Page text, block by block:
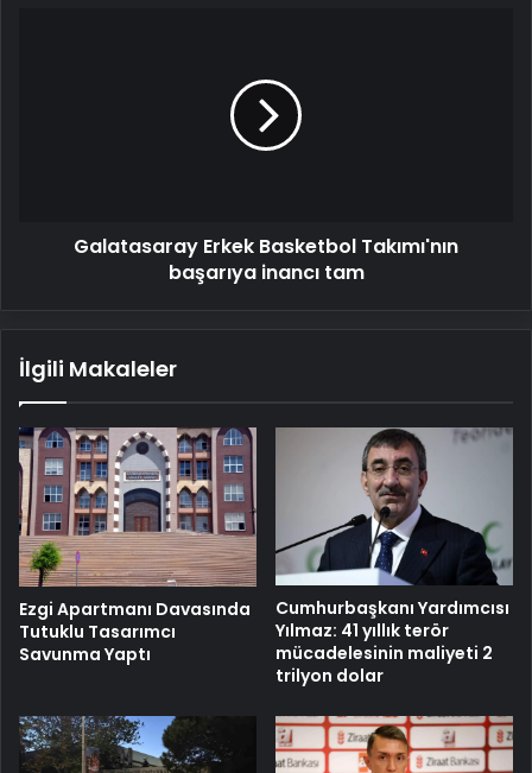
Galatasaray Erkek Basketbol Takımı'nın
başarıya inancı tam
İlgili Makaleler
Ezgi Apartmanı Davasında
Tutuklu Tasarımcı
Savunma Yaptı
Cumhurbaşkanı Yardımcısı
Yılmaz: 41 yıllık terör
mücadelesinin maliyeti 2
trilyon dolar